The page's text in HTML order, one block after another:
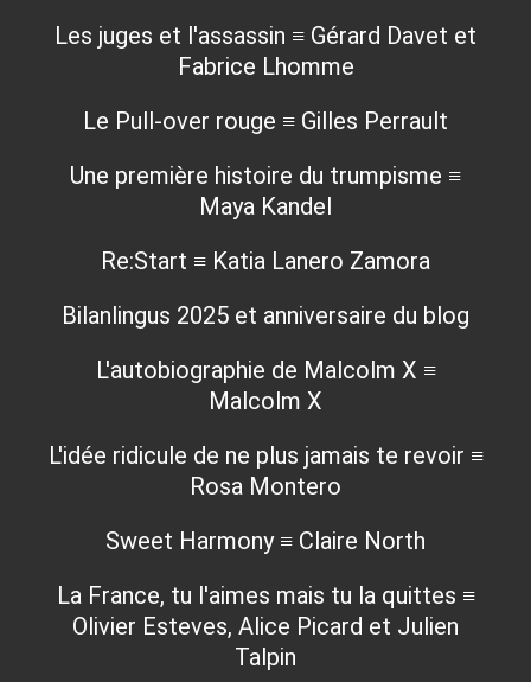
Les juges et l'assassin ≡ Gérard Davet et
Fabrice Lhomme
Le Pull-over rouge ≡ Gilles Perrault
Une première histoire du trumpisme ≡
Maya Kandel
Re:Start ≡ Katia Lanero Zamora
Bilanlingus 2025 et anniversaire du blog
L'autobiographie de Malcolm X ≡
Malcolm X
L'idée ridicule de ne plus jamais te revoir ≡
Rosa Montero
Sweet Harmony ≡ Claire North
La France, tu l'aimes mais tu la quittes ≡
Olivier Esteves, Alice Picard et Julien
Talpin